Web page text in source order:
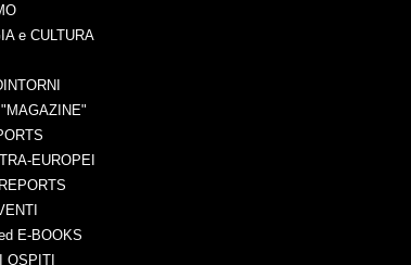
e CULTURA
EUROPEI
E-BOOKS
OSPITI